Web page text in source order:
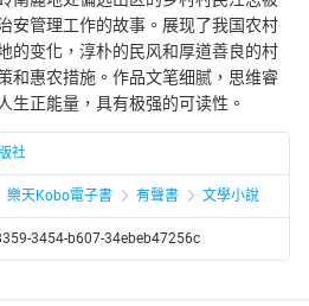
安管理工作的故事。展现了我国农村
的变化，淳朴的民风和厚道善良的村
和惠农措施。作品文笔细腻，思维睿
生正能量，具有极强的可读性。
社
樂天Kobo電子書 有聲書 文學小說
3454-b607-34ebeb47256c